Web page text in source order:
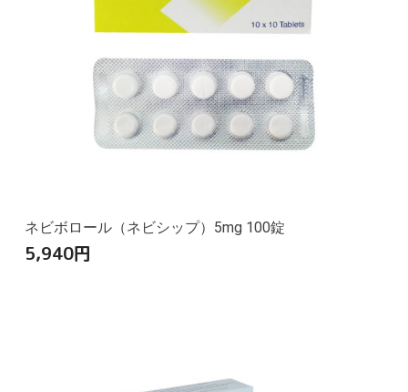
ネビボロール（ネビシップ）5mg 100錠
5,940円